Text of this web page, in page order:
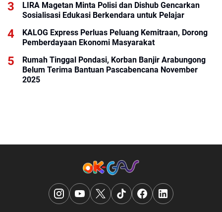
LIRA Magetan Minta Polisi dan Dishub Gencarkan
Sosialisasi Edukasi Berkendara untuk Pelajar
KALOG Express Perluas Peluang Kemitraan, Dorong
Pemberdayaan Ekonomi Masyarakat
Rumah Tinggal Pondasi, Korban Banjir Arabungong
Belum Terima Bantuan Pascabencana November
2025